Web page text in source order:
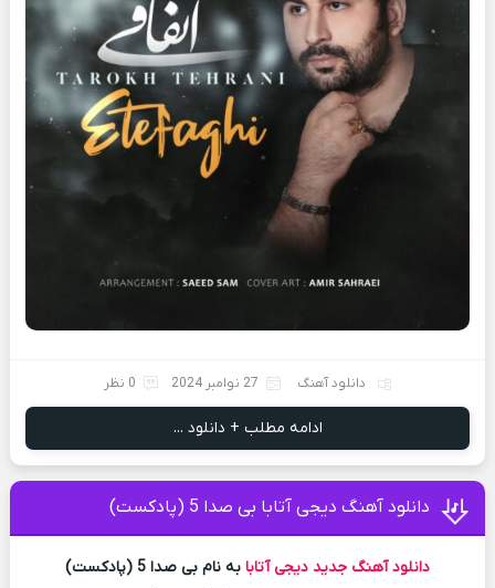
دانلود آهنگ 27 نوامبر 2024 0 نظر
ادامه مطلب + دانلود ...
دانلود آهنگ دیجی آتابا بی صدا 5 (پادکست)
دانلود آهنگ جدید دیجی آتابا به نام بی صدا 5 (پادکست)